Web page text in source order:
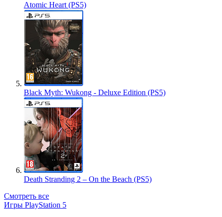
Atomic Heart (PS5)
Black Myth: Wukong - Deluxe Edition (PS5)
Death Stranding 2 – On the Beach (PS5)
Смотреть все
Игры PlayStation 5